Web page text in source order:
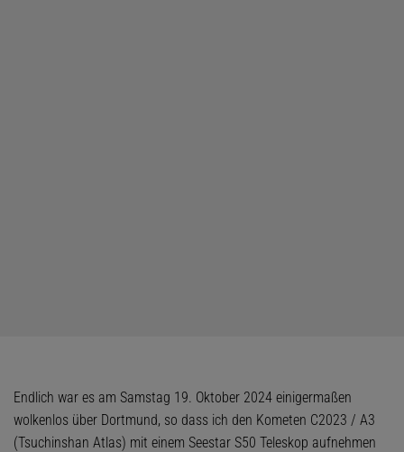
Endlich war es am Samstag 19. Oktober 2024 einigermaßen
wolkenlos über Dortmund, so dass ich den Kometen C2023 / A3
(Tsuchinshan Atlas) mit einem Seestar S50 Teleskop aufnehmen